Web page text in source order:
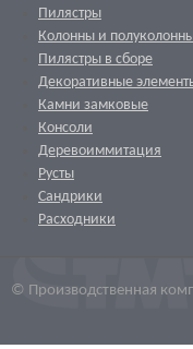
Пилястры
Колонны и
Пилястры в сборе
Декоративные
Камни замковые
Консоли
Деревоиммитация
Русты
Сандрики
Расходники
© Производственная